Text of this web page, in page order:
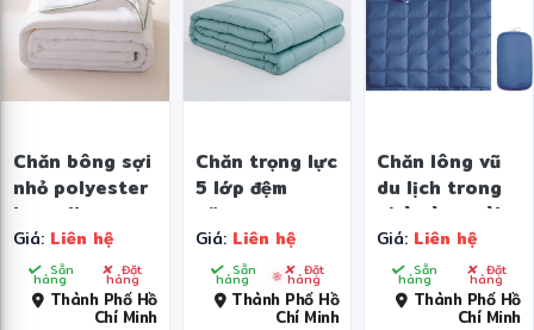
Chăn bông sợi
nhỏ polyester
Loycell
Giá: Liên hệ
Sẵn
hàng Đặt
hàng
Thành Phố Hồ
Chí Minh
Chăn trọng lực
5 lớp đệm
nặng
Giá: Liên hệ
Sẵn
hàng Đặt
hàng
Thành Phố Hồ
Chí Minh
Chăn lông vũ
du lịch trong
nhà và ngoài
trời, tiện dụng
và có thể mặc
được
Giá: Liên hệ
Sẵn
hàng Đặt
hàng
Thành Phố Hồ
Chí Minh